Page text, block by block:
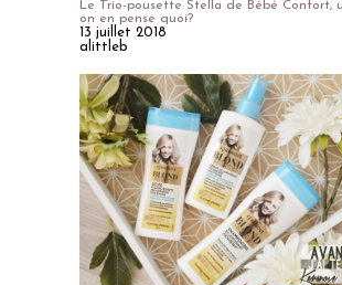
Le Trio-pousette Stella de Bébé Confort,
on en pense quoi?
13 juillet 2018
alittleb